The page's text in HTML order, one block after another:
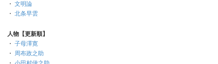
・ 文明論
・ 北条早雲
人物【更新順】
・ 子母澤寛
・ 周布政之助